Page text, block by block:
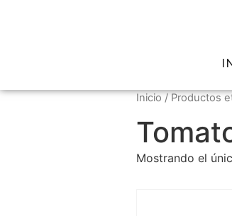
Inicio/ Productos
Mostrando el